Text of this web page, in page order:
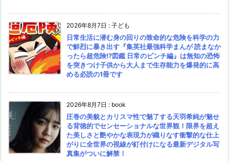
2026年8月7日 : 子ども
日常生活に潜む身の回りの致命的な危険を科学の力
で鮮烈に暴き出す『集英社最強科学まんが 読まなか
ったら超危険!?図鑑 日常のピンチ編』は無知の恐怖
を突きつけ子供から大人まで生存能力を爆発的に高
める必読の1冊です
2026年8月7日 : book
圧巻の美貌とカリスマ性で魅了する天羽希純が魅せ
る背徳的でセンセーショナルな世界観！限界を超え
た美しさと艶やかな表現力が織りなす衝撃的な仕上
がりに全世界の視線が釘付けになる最新デジタル写
真集がついに解禁！